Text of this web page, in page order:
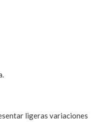
ligeras variaciones